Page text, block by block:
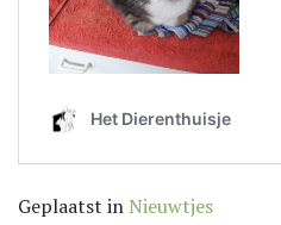
Geplaatst in Nieuwtjes